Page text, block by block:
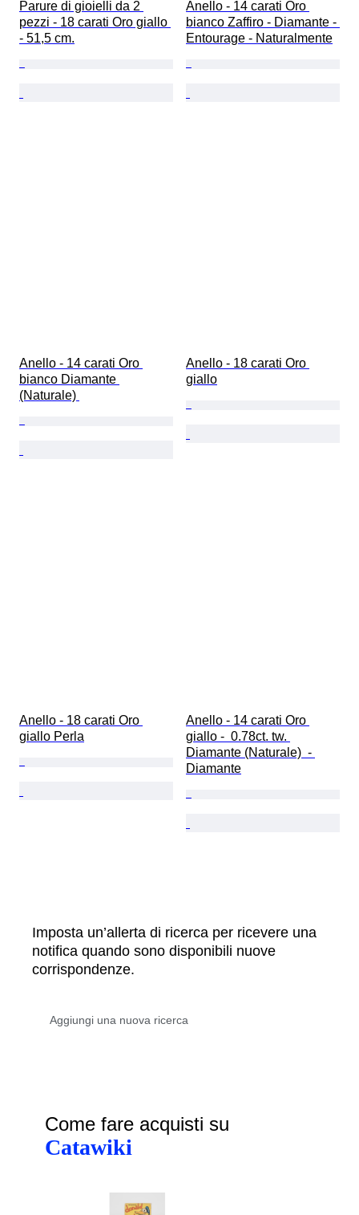
Parure di gioielli da 2
pezzi - 18 carati Oro giallo
- 51,5 cm.
Anello - 14 carati Oro
bianco Zaffiro - Diamante -
Entourage - Naturalmente
Anello - 14 carati Oro
bianco Diamante
(Naturale)
Anello - 18 carati Oro
giallo
Anello - 18 carati Oro
giallo Perla
Anello - 14 carati Oro
giallo -  0.78ct. tw.
Diamante (Naturale)  -
Diamante
Imposta un’allerta di ricerca per ricevere una
notifica quando sono disponibili nuove
corrispondenze.
Come fare acquisti su
Catawiki